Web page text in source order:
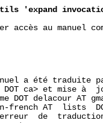
'expand
accès au manuel
a été traduite
DOT ca> et mise à
DOT delacour AT
french AT  lists
de